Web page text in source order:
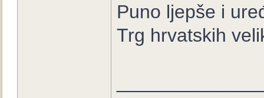
Puno ljepše i
Trg hrvatskih